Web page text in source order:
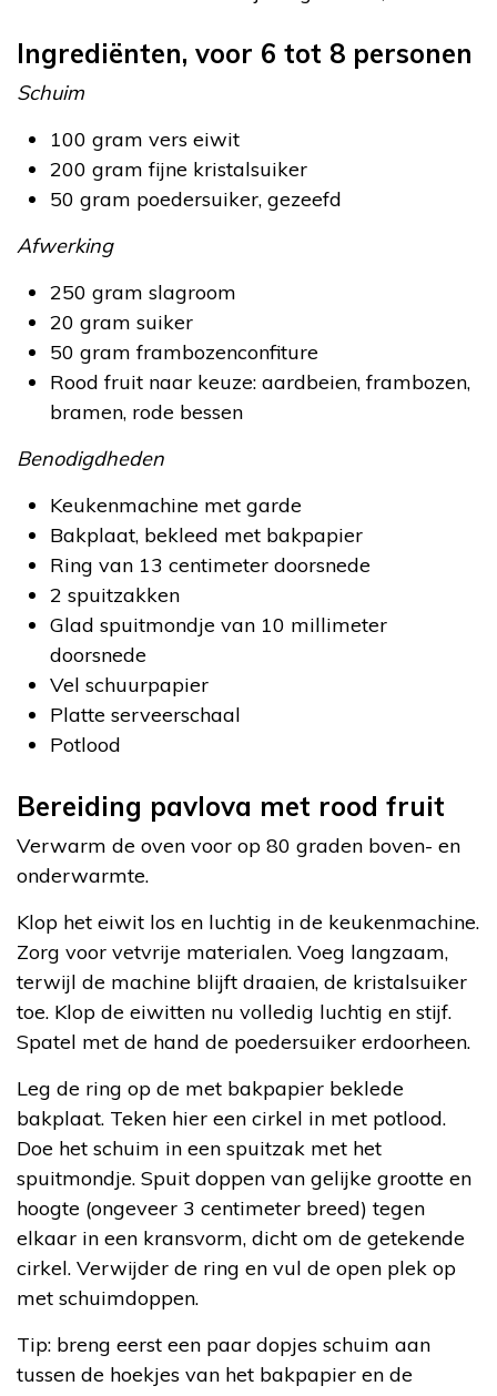
Ingrediënten, voor 6 tot 8 personen
Schuim
100 gram vers eiwit
200 gram fijne kristalsuiker
50 gram poedersuiker, gezeefd
Afwerking
250 gram slagroom
20 gram suiker
50 gram frambozenconfiture
Rood fruit naar keuze: aardbeien, frambozen,
bramen, rode bessen
Benodigdheden
Keukenmachine met garde
Bakplaat, bekleed met bakpapier
Ring van 13 centimeter doorsnede
2 spuitzakken
Glad spuitmondje van 10 millimeter
doorsnede
Vel schuurpapier
Platte serveerschaal
Potlood
Bereiding pavlova met rood fruit
Verwarm de oven voor op 80 graden boven- en
onderwarmte.
Klop het eiwit los en luchtig in de keukenmachine.
Zorg voor vetvrije materialen. Voeg langzaam,
terwijl de machine blijft draaien, de kristalsuiker
toe. Klop de eiwitten nu volledig luchtig en stijf.
Spatel met de hand de poedersuiker erdoorheen.
Leg de ring op de met bakpapier beklede
bakplaat. Teken hier een cirkel in met potlood.
Doe het schuim in een spuitzak met het
spuitmondje. Spuit doppen van gelijke grootte en
hoogte (ongeveer 3 centimeter breed) tegen
elkaar in een kransvorm, dicht om de getekende
cirkel. Verwijder de ring en vul de open plek op
met schuimdoppen.
Tip: breng eerst een paar dopjes schuim aan
tussen de hoekjes van het bakpapier en de